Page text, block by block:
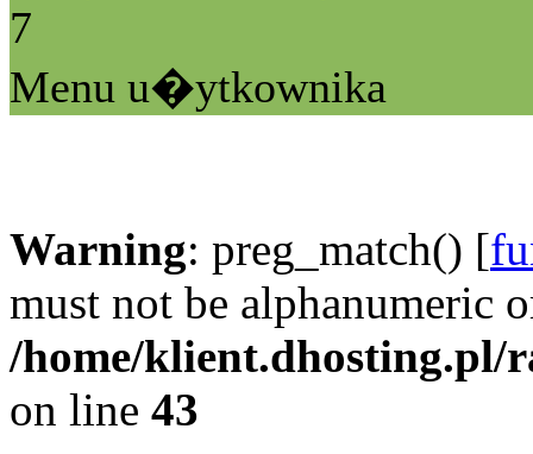
7
Menu u�ytkownika
Warning: preg_match() [
must not be alphanumeric
/home/klient.dhosting.pl/
on line 43